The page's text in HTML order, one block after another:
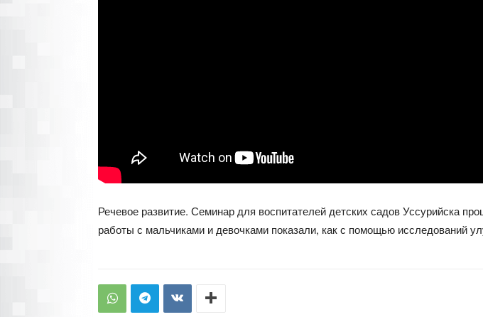
Речевое развитие. Семинар для воспитателей детских садов Уссурийска
работы с мальчиками и девочками показали, как с помощью исследований